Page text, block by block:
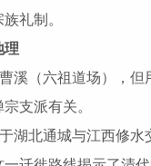
礼制。
理
（六祖道场），但
支派有关。
北通城与江西修水